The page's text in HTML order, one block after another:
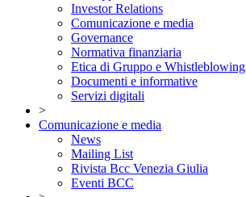
Investor Relations
Comunicazione e media
Governance
Normativa finanziaria
Etica di Gruppo e Whistleblowing
Documenti e informative
Servizi digitali
>
Comunicazione e media
News
Mailing List
Rivista Bcc Venezia Giulia
Eventi BCC